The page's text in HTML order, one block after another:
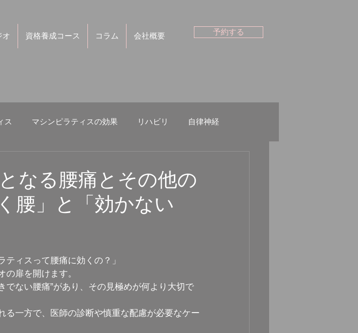
オ 資格養成コース コラム 会社概要 予約する
ス マシンピラティスの効果 リハビリ 自律神経
なる腰痛とその他の
腰」と「効かない
ティスって腰痛に効くの？」
扉を開けます。
でない腰痛”があり、その見極めが何より大切で
る一方で、医師の診断や慎重な配慮が必要なケー